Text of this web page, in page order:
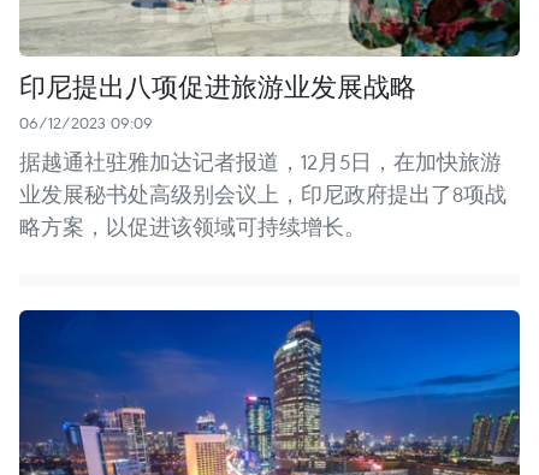
印尼提出八项促进旅游业发展战略
06/12/2023 09:09
据越通社驻雅加达记者报道，12月5日，在加快旅游
业发展秘书处高级别会议上，印尼政府提出了8项战
略方案，以促进该领域可持续增长。